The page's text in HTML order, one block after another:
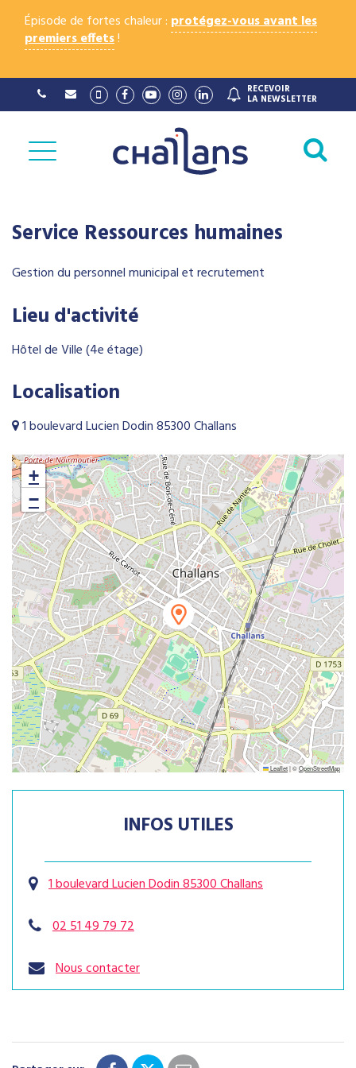
Épisode de fortes chaleur : protégez-vous avant les
premiers effets!
Lien
vers
Vimeo
Lien
vers
Facebook
Lien
vers
chaîne
Youtube
Lien
vers
compte
Instagram
Lien
vers
Linkedin
RECEVOIR
LA NEWSLETTER
Service Ressources humaines
Gestion du personnel municipal et recrutement
Lieu d'activité
Hôtel de Ville (4e étage)
Localisation
1 boulevard Lucien Dodin 85300 Challans
+
−
Leaflet|©OpenStreetMap
INFOS UTILES
1 boulevard Lucien Dodin 85300 Challans
02 51 49 79 72
Nous contacter